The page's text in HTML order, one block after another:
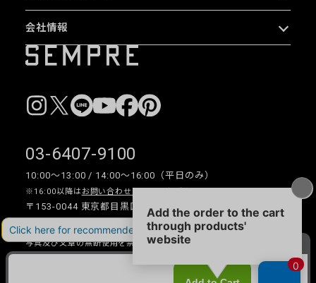
会社情報
03-6407-9100
10:00〜13:00 / 14:00〜16:00（平日のみ）
※16:00以降は お問い合わせフォーム
〒153-0044 東京都目黒区大橋 2-16-26 1F・2F
写真及び文章の無断使用を禁じます。
Copyright © 2026 SEMPRE DESIGN CO., LTD.All right reserved.